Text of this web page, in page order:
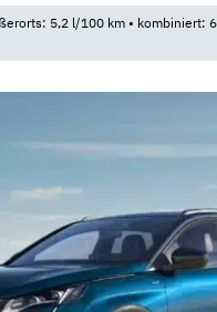
5,2 l/100 km • kombiniert: